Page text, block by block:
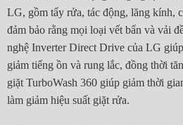
LG, gồm tẩy rửa, tác động, lăng kính,
đảm bảo rằng mọi loại vết bẩn và vải
nghệ Inverter Direct Drive của LG
giảm tiếng ồn và rung lắc, đồng thời
giặt TurboWash 360 giúp giảm thời
làm giảm hiệu suất giặt rửa.